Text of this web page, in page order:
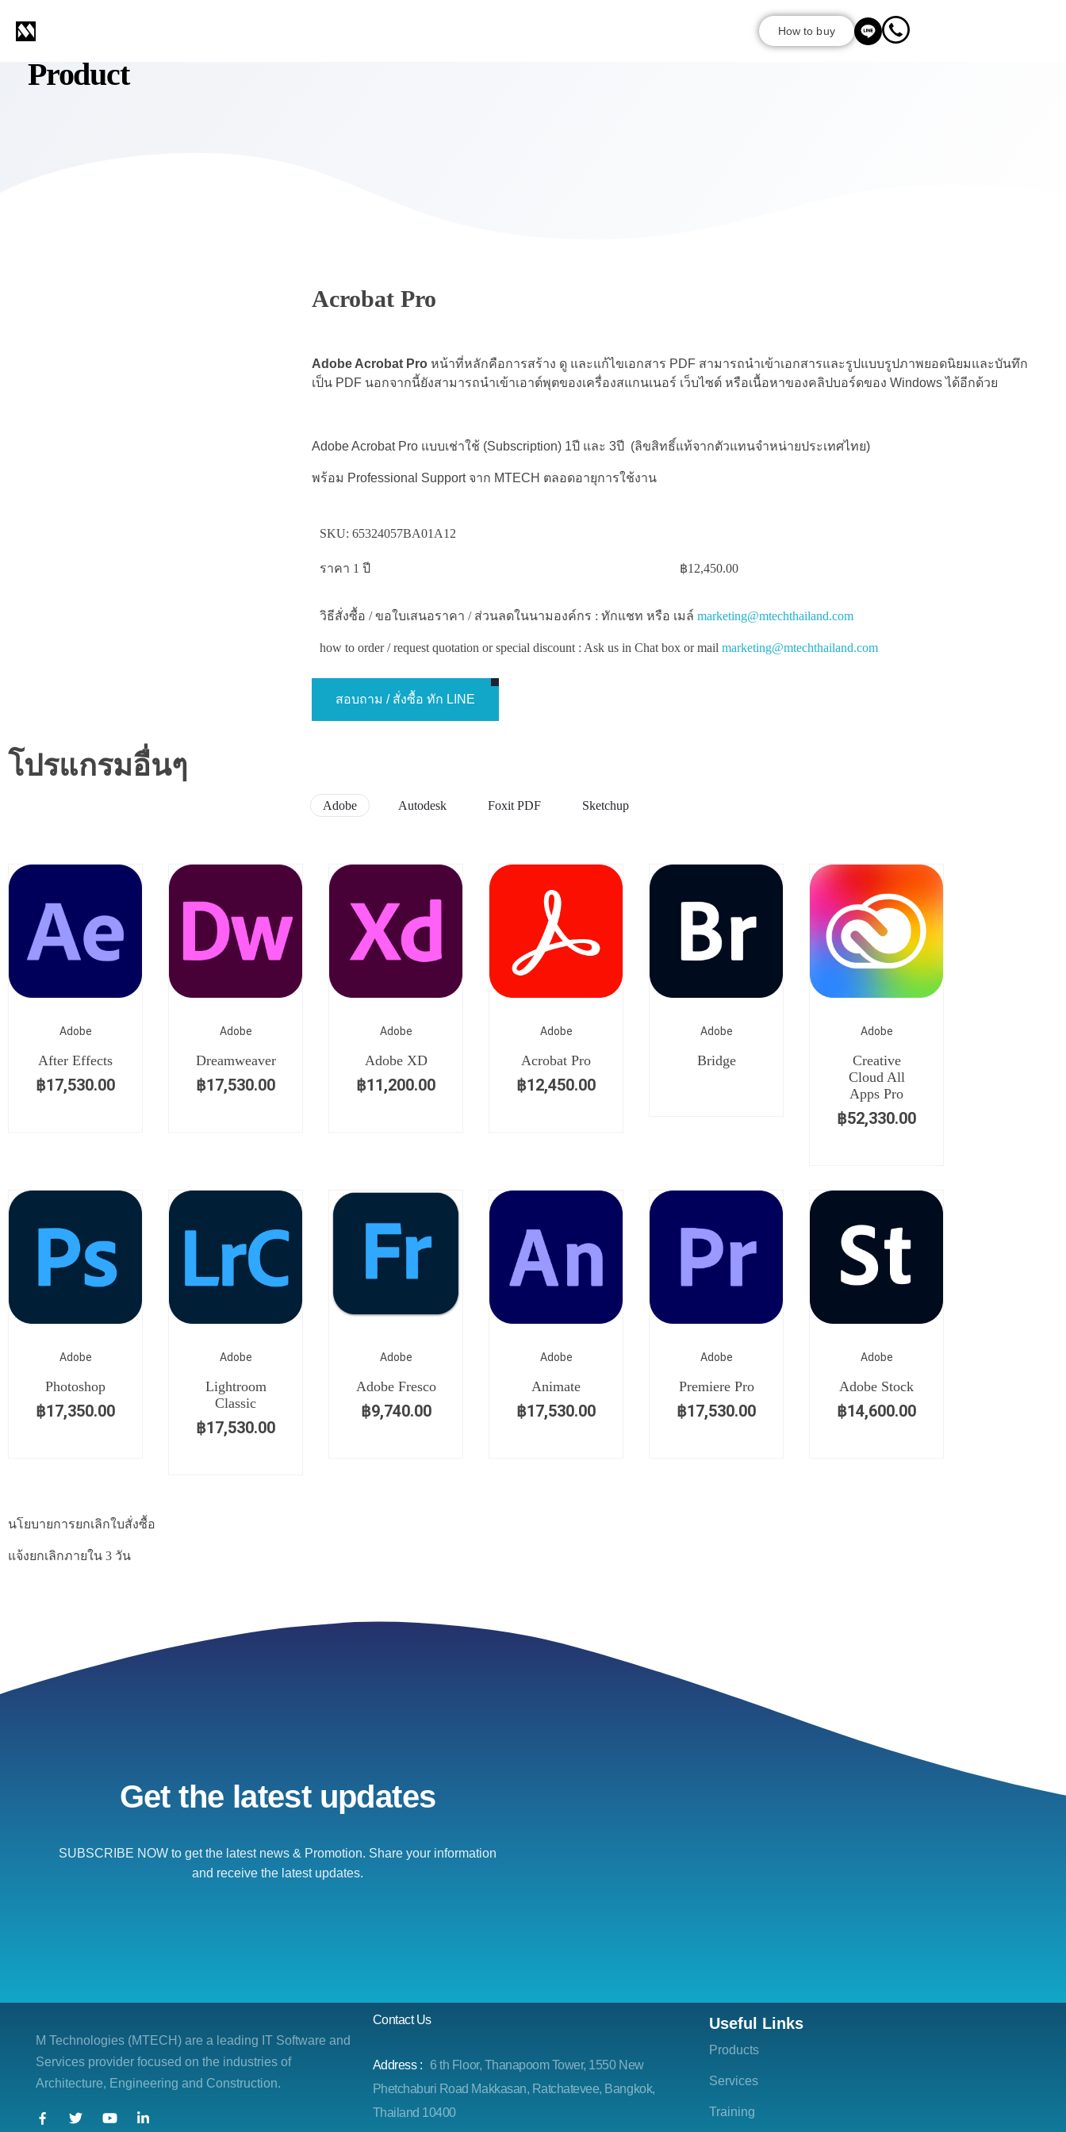
How to buy
Product
Acrobat Pro
Adobe Acrobat Pro หน้าที่หลักคือการสร้าง ดู และแก้ไขเอกสาร PDF สามารถนำเข้าเอกสารและรูปแบบรูปภาพยอดนิยมและบันทึก
เป็น PDF นอกจากนี้ยังสามารถนำเข้าเอาต์พุตของเครื่องสแกนเนอร์ เว็บไซต์ หรือเนื้อหาของคลิปบอร์ดของ Windows ได้อีกด้วย
Adobe Acrobat Pro แบบเช่าใช้ (Subscription) 1ปี และ 3ปี (ลิขสิทธิ์แท้จากตัวแทนจำหน่ายประเทศไทย)
พร้อม Professional Support จาก MTECH ตลอดอายุการใช้งาน
SKU: 65324057BA01A12
ราคา 1 ปี ฿12,450.00
วิธีสั่งซื้อ / ขอใบเสนอราคา / ส่วนลดในนามองค์กร : ทักแชท หรือ เมล์marketing@mtechthailand.com
how to order / request quotation or special discount : Ask us in Chat box or mailmarketing@mtechthailand.com
สอบถาม / สั่งซื้อ ทัก LINE
โปรแกรมอื่นๆ
Adobe Autodesk Foxit PDF Sketchup
Adobe
After Effects
฿17,530.00
Adobe
Dreamweaver
฿17,530.00
Adobe
Adobe XD
฿11,200.00
Adobe
Acrobat Pro
฿12,450.00
Adobe
Bridge
Adobe
Creative
Cloud All
Apps Pro
฿52,330.00
Adobe
Photoshop
฿17,350.00
Adobe
Lightroom
Classic
฿17,530.00
Adobe
Adobe Fresco
฿9,740.00
Adobe
Animate
฿17,530.00
Adobe
Premiere Pro
฿17,530.00
Adobe
Adobe Stock
฿14,600.00
นโยบายการยกเลิกใบสั่งซื้อ
แจ้งยกเลิกภายใน 3 วัน
Get the latest updates
SUBSCRIBE NOW to get the latest news & Promotion. Share your information
and receive the latest updates.
M Technologies (MTECH) are a leading IT Software and
Services provider focused on the industries of
Architecture, Engineering and Construction.
Contact Us
Address :
6 th Floor, Thanapoom Tower, 1550 New
Phetchaburi Road Makkasan, Ratchatevee, Bangkok,
Thailand 10400
Useful Links
Products
Services
Training